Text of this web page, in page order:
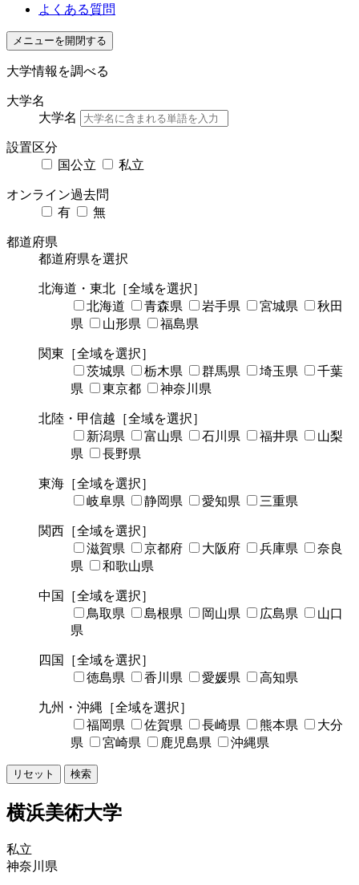
よくある質問
メニューを開閉する
大学情報を調べる
大学名
大学名
設置区分
国公立
私立
オンライン過去問
有
無
都道府県
都道府県を選択
北海道・東北 ［全域を選択］
北海道
青森県 岩手県 宮城県
秋田
県
山形県 福島県
関東 ［全域を選択］
茨城県
栃木県 群馬県 埼玉県
千葉
県
東京都 神奈川県
北陸・甲信越 ［全域を選択］
新潟県
富山県 石川県 福井県
山梨
県
長野県
東海 ［全域を選択］
岐阜県
静岡県 愛知県 三重県
関西 ［全域を選択］
滋賀県
京都府 大阪府 兵庫県
奈良
県
和歌山県
中国
［全域を選択］
鳥取県
島根県 岡山県 広島県
山口
県
四国
［全域を選択］
徳島県
香川県 愛媛県 高知県
九州・沖縄 ［全域を選択］
福岡県
佐賀県 長崎県 熊本県
大分
県
宮崎県 鹿児島県 沖縄県
リセット 検索
横浜美術大学
私立
神奈川県